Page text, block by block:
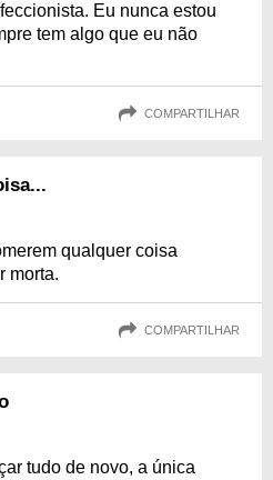
Eu nunca estou
tem algo que eu não
COMPARTILHAR
qualquer coisa
morta.
COMPARTILHAR
tudo de novo, a única